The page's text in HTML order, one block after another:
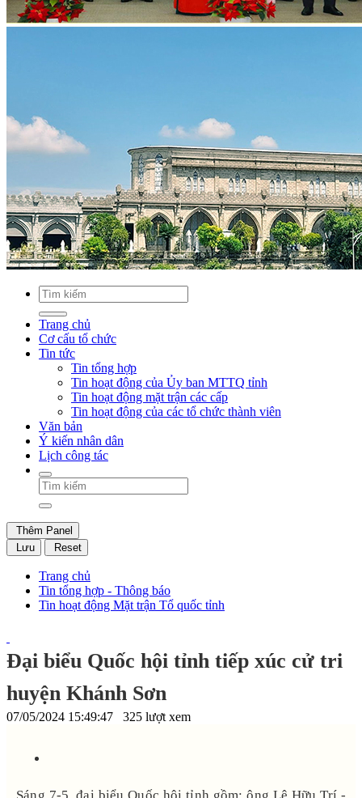
Trang chủ
Cơ cấu tổ chức
Tin tức
Tin tổng hợp
Tin hoạt động của Ủy ban MTTQ tỉnh
Tin hoạt động mặt trận các cấp
Tin hoạt động của các tổ chức thành viên
Văn bản
Ý kiến nhân dân
Lịch công tác
Thêm Panel
Lưu
Reset
Trang chủ
Tin tổng hợp - Thông báo
Tin hoạt động Mặt trận Tổ quốc tỉnh
Đại biểu Quốc hội tỉnh tiếp xúc cử tri
huyện Khánh Sơn
07/05/2024 15:49:47 325 lượt xem